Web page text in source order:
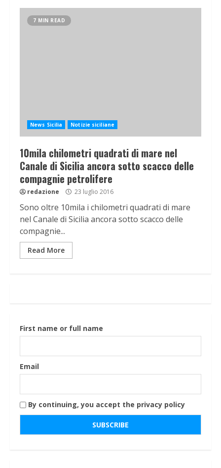
7 MIN READ
News Sicilia Notizie siciliane
10mila chilometri quadrati di mare nel
Canale di Sicilia ancora sotto scacco delle
compagnie petrolifere
redazione 23 luglio 2016
Sono oltre 10mila i chilometri quadrati di mare
nel Canale di Sicilia ancora sotto scacco delle
compagnie...
Read More
First name or full name
Email
By continuing, you accept the privacy policy